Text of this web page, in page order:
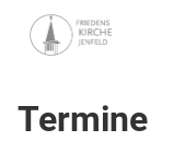
Termine